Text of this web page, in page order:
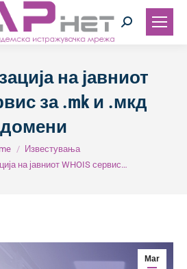
Search:
на јавниот
за .mk и .мкд
домени
Известувања
на јавниот WHOIS сервис…
Mar